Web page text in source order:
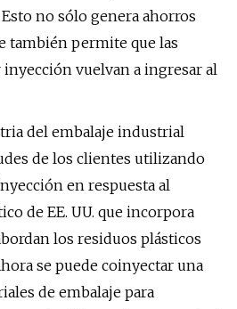
no sólo genera ahorros
también permite que las
vuelvan a ingresar al
del embalaje industrial
de los clientes utilizando
en respuesta al
de EE. UU. que incorpora
los residuos plásticos
se puede coinyectar una
de embalaje para